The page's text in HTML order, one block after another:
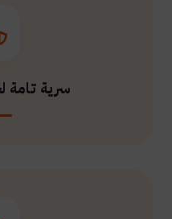
سرية تامة